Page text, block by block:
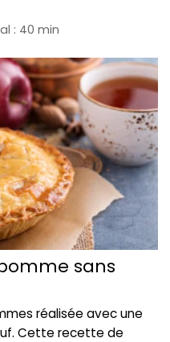
: 40 min
sans
réalisée avec une
Cette recette de